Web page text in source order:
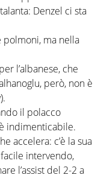
Denzel ci sta
polmoni, ma nella
l’albanese, che
però, non è
il polacco
indimenticabile.
accelera: c’è la sua
intervendo,
l’assist del 2-2 a